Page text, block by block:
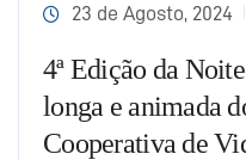
23 de Agosto, 2024
4ª Edição da
longa e animada
Cooperativa de